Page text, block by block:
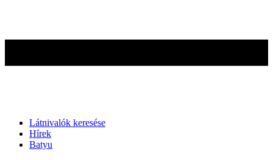
Látnivalók keresése
Hírek
Batyu